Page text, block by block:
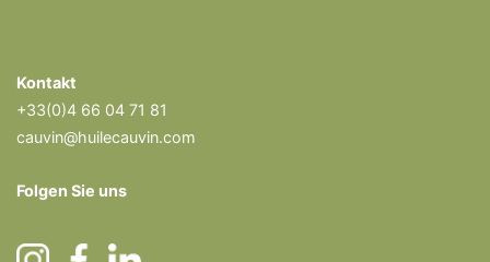
Kontakt
+33(0)4 66 04 71 81
cauvin@huilecauvin.com
Folgen Sie uns